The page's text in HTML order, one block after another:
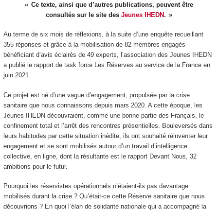
Ce texte, ainsi que d’autres publications, peuvent être
consultés sur le site des Jeunes IHEDN.
Au terme de six mois de réflexions, à la suite d’une enquête recueillant
355 réponses et grâce à la mobilisation de 82 membres engagés
bénéficiant d’avis éclairés de 49 experts, l’association des Jeunes IHEDN
a publié le rapport de task force Les Réserves au service de la France en
juin 2021.
Ce projet est né d’une vague d’engagement, propulsée par la crise
sanitaire que nous connaissons depuis mars 2020. A cette époque, les
Jeunes IHEDN découvraient, comme une bonne partie des Français, le
confinement total et l’arrêt des rencontres présentielles. Bouleversés dans
leurs habitudes par cette situation inédite, ils ont souhaité réinventer leur
engagement et se sont mobilisés autour d’un travail d’intelligence
collective, en ligne, dont la résultante est le rapport Devant Nous, 32
ambitions pour le futur.
Pourquoi les réservistes opérationnels n’étaient-ils pas davantage
mobilisés durant la crise ? Qu’était-ce cette Réserve sanitaire que nous
découvrions ? En quoi l’élan de solidarité nationale qui a accompagné la